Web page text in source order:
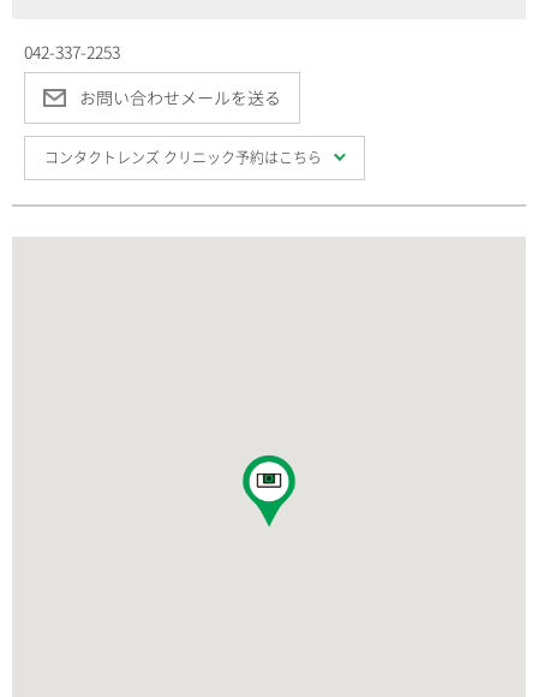
042-337-2253
お問い合わせメールを送る
コンタクトレンズ クリニック予約はこちら